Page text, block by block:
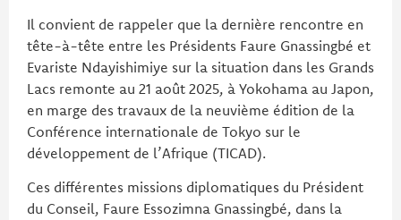
Il convient de rappeler que la dernière rencontre en
tête-à-tête entre les Présidents Faure Gnassingbé et
Evariste Ndayishimiye sur la situation dans les Grands
Lacs remonte au 21 août 2025, à Yokohama au Japon,
en marge des travaux de la neuvième édition de la
Conférence internationale de Tokyo sur le
développement de l’Afrique (TICAD).
Ces différentes missions diplomatiques du Président
du Conseil, Faure Essozimna Gnassingbé, dans la